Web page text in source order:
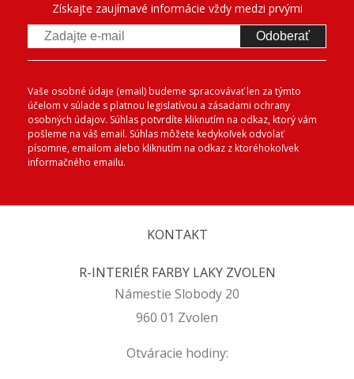
Získajte zaujímavé informácie vždy medzi prvými
Odoberať
Vaše osobné údaje (email) budeme spracovávať len za týmto
účelom v súlade s platnou legislatívou a zásadami ochrany
osobných údajov. Súhlas potvrdíte kliknutím na odkaz, ktorý vám
pošleme na váš email. Súhlas môžete kedykoľvek odvolať
písomne, emailom alebo kliknutím na odkaz z ktoréhokoľvek
informačného emailu.
KONTAKT
R-INTERIÉR FARBY LAKY ZVOLEN
Námestie Slobody 20
960 01 Zvolen
Otváracie hodiny: